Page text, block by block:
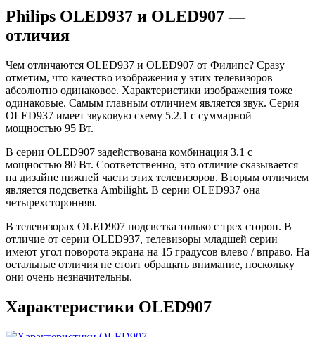
Philips OLED937 и OLED907 —
отличия
Чем отличаются OLED937 и OLED907 от Филипс? Сразу
отметим, что качество изображения у этих телевизоров
абсолютно одинаковое. Характеристики изображения тоже
одинаковые. Самым главным отличием является звук. Серия
OLED937 имеет звуковую схему 5.2.1 с суммарной
мощностью 95 Вт.
В серии OLED907 задействована комбинация 3.1 с
мощностью 80 Вт. Соответственно, это отличие сказывается
на дизайне нижней части этих телевизоров. Вторым отличием
является подсветка Ambilight. В серии OLED937 она
четырехсторонняя.
В телевизорах OLED907 подсветка только с трех сторон. В
отличие от серии OLED937, телевизоры младшей серии
имеют угол поворота экрана на 15 градусов влево / вправо. На
остальные отличия не стоит обращать внимание, поскольку
они очень незначительны.
Характеристики OLED907